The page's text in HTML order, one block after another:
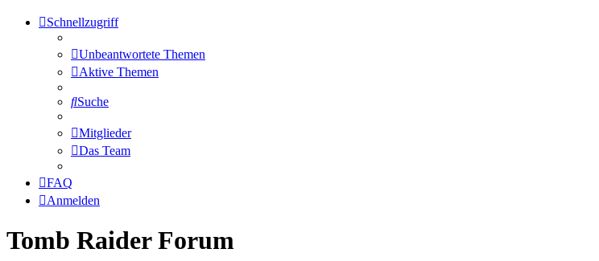
Schnellzugriff
Unbeantwortete Themen
Aktive Themen
Suche
Mitglieder
Das Team
FAQ
Anmelden
Tomb Raider Forum